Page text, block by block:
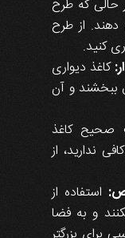
حالی که طرح
از طرح
کنید.
کاغذ دیواری
ببخشند و آن
کاغذ
ندارید، از
استفاده از
و به فضا